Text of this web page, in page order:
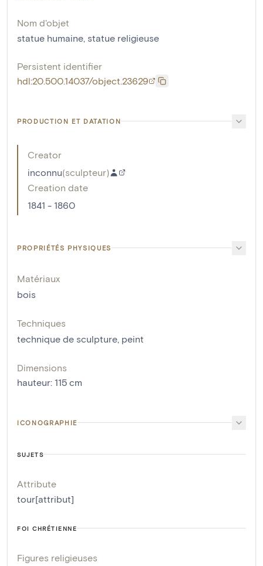
Nom d'objet
statue humaine statue religieuse
Persistent identifier
hdl:20.500.14037/object.23629
PRODUCTION ET DATATION
Creator
inconnu(sculpteur)
Creation date
1841 - 1860
PROPRIÉTÉS PHYSIQUES
Matériaux
bois
Techniques
technique de sculpture peint
Dimensions
hauteur: 115 cm
ICONOGRAPHIE
SUJETS
Attribute
tour[attribut]
FOI CHRÉTIENNE
Figures religieuses